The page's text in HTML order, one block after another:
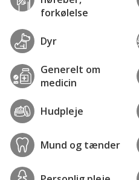
forkølelse
Dyr
Generelt om
medicin
Hudpleje
Mund og tænder